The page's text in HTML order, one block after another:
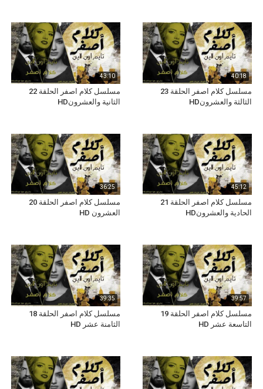
40:18
مسلسل كلام اصفر الحلقة 23
الثالثة والعشرونHD
43:10
مسلسل كلام اصفر الحلقة 22
الثانية والعشرونHD
45:12
مسلسل كلام اصفر الحلقة 21
الحادية والعشرونHD
36:25
مسلسل كلام اصفر الحلقة 20
العشرون HD
39:57
مسلسل كلام اصفر الحلقة 19
التاسعة عشر HD
39:35
مسلسل كلام اصفر الحلقة 18
الثامنة عشر HD